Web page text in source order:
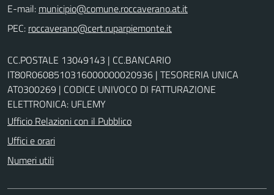
E-mail:
PEC:
CC.POSTALE 13049143 | CC.BANCARIO
IT80R0608510316000000020936 | TESORERIA UNICA
AT0300269 | CODICE UNIVOCO DI FATTURAZIONE
ELETTRONICA: UFLEMY
Ufficio Relazioni con il Pubblico
Uffici e orari
Numeri utili